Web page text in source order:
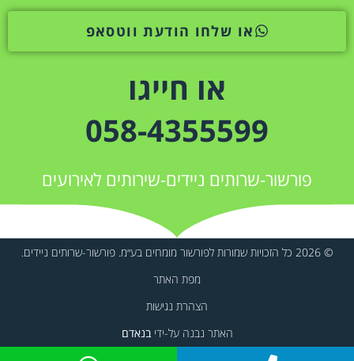
או שלחו הודעת ווטסאפ
או חייגו
058-4355599
פורשור-שרותים ניידים-שירותים לאירועים
© 2026 כל הזכויות שמורות לפורשור מומחים בע״מ. פורשור-שרותים ניידים.
מפת האתר
הצהרת נגישות
האתר נבנה על-ידיבנאדם